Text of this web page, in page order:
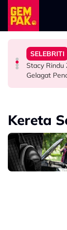
Skip to main
HIBURAN
Pengarah
Misha Omar:
SELEBRITI
Stacy Rindu
Gelagat
SELEBRITI
Bukan
"Ini
HIBURAN
Intan
Nama…
Kereta